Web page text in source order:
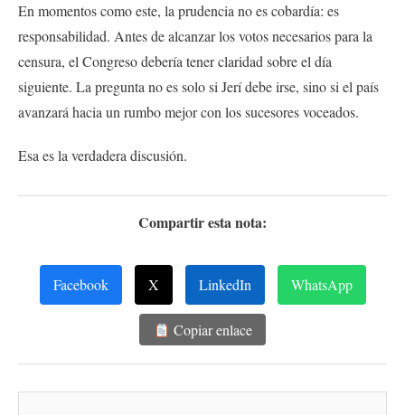
En momentos como este, la prudencia no es cobardía: es
responsabilidad. Antes de alcanzar los votos necesarios para la
censura, el Congreso debería tener claridad sobre el día
siguiente. La pregunta no es solo si Jerí debe irse, sino si el país
avanzará hacia un rumbo mejor con los sucesores voceados.
Esa es la verdadera discusión.
Compartir esta nota:
Facebook X LinkedIn WhatsApp
Copiar enlace